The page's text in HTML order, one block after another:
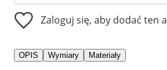
Zaloguj się, aby dodać ten
OPIS Wymiary Materiały